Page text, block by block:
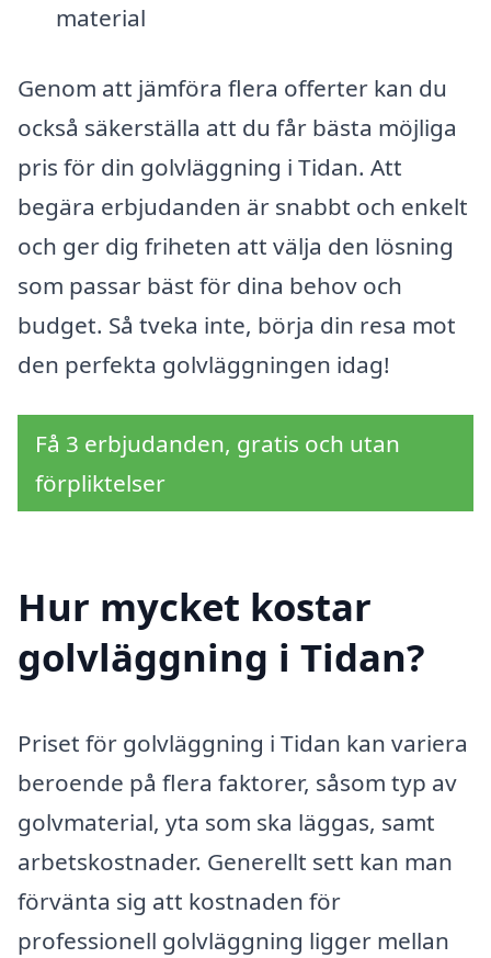
material
Genom att jämföra flera offerter kan du
också säkerställa att du får bästa möjliga
pris för din golvläggning i Tidan. Att
begära erbjudanden är snabbt och enkelt
och ger dig friheten att välja den lösning
som passar bäst för dina behov och
budget. Så tveka inte, börja din resa mot
den perfekta golvläggningen idag!
Få 3 erbjudanden, gratis och utan
förpliktelser
Hur mycket kostar
golvläggning i Tidan?
Priset för golvläggning i Tidan kan variera
beroende på flera faktorer, såsom typ av
golvmaterial, yta som ska läggas, samt
arbetskostnader. Generellt sett kan man
förvänta sig att kostnaden för
professionell golvläggning ligger mellan